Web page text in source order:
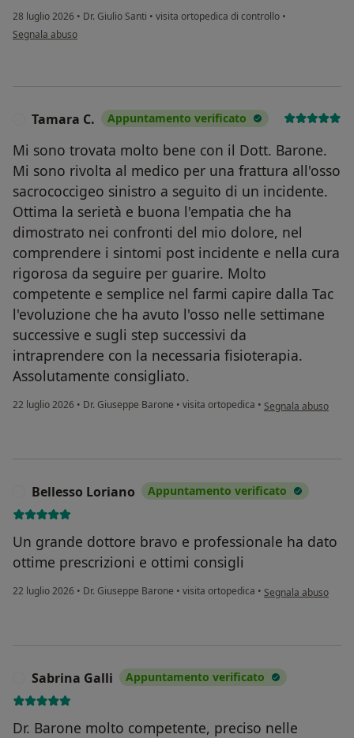
28 luglio 2026 • Dr. Giulio Santi • visita ortopedica di controllo •
secondo l'opinione dell'utente P.V.
Segnala abuso
Tamara C. Appuntamento verificato
Mi sono trovata molto bene con il Dott. Barone.
Mi sono rivolta al medico per una frattura all'osso
sacrococcigeo sinistro a seguito di un incidente.
Ottima la serietà e buona l'empatia che ha
dimostrato nei confronti del mio dolore, nel
comprendere i sintomi post incidente e nella cura
rigorosa da seguire per guarire. Molto
competente e semplice nel farmi capire dalla Tac
l'evoluzione che ha avuto l'osso nelle settimane
successive e sugli step successivi da
intraprendere con la necessaria fisioterapia.
Assolutamente consigliato.
22 luglio 2026 • Dr. Giuseppe Barone • visita ortopedica • secondo l'opinione
Segnala abuso
Bellesso Loriano Appuntamento verificato
Un grande dottore bravo e professionale ha dato
ottime prescrizioni e ottimi consigli
22 luglio 2026 • Dr. Giuseppe Barone • visita ortopedica • secondo l'opinione
Segnala abuso
Sabrina Galli Appuntamento verificato
Dr. Barone molto competente, preciso nelle